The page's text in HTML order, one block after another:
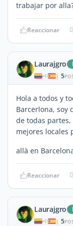
trabajar por
Reaccionar
Laurajgro
| 5
Hola a todos y
Barcerlona, soy
de todas
mejores locales
allà en
Reaccionar
Laurajgro
| 5